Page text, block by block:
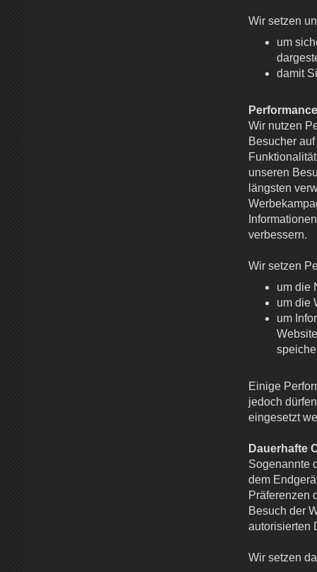
Wir setzen
um
damit
Wir nutzen
Besucher
unseren
längsten
verbessern.
Wir setzen
um die
um die
um
Einige
jedoch
eingesetzt
Dauerhafte
Sogenannte
dem
Präferenzen
Besuch der
autorisierten
Wir setzen